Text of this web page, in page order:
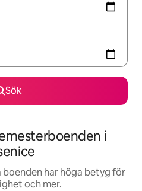
Sök
i
boenden har höga betyg för
och mer.